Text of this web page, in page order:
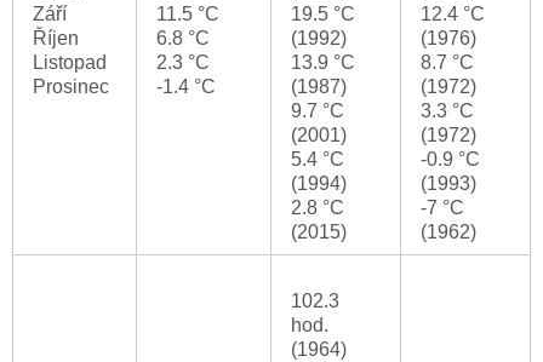
Září
Říjen
Listopad
Prosinec
11.5 °C
6.8 °C
2.3 °C
-1.4 °C
19.5 °C
(1992)
13.9 °C
(1987)
9.7 °C
(2001)
5.4 °C
(1994)
2.8 °C
(2015)
12.4 °C
(1976)
8.7 °C
(1972)
3.3 °C
(1972)
-0.9 °C
(1993)
-7 °C
(1962)
102.3
hod.
(1964)